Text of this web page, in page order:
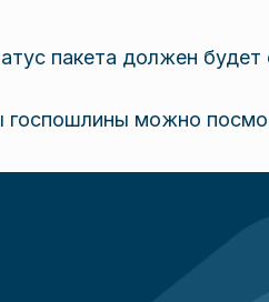
пакета должен будет
госпошлины можно